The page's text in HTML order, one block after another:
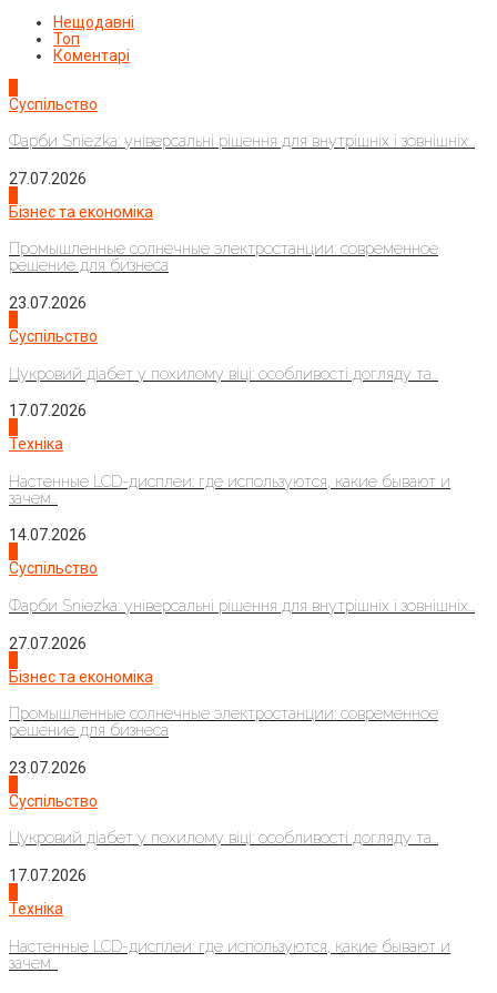
Нещодавні
Топ
Коментарі
Суспільство
Фарби Sniezka: універсальні рішення для внутрішніх і зовнішніх...
27.07.2026
Бізнес та економіка
Промышленные солнечные электростанции: современное
решение для бизнеса
23.07.2026
Суспільство
Цукровий діабет у похилому віці: особливості догляду та...
17.07.2026
Техніка
Настенные LCD-дисплеи: где используются, какие бывают и
зачем...
14.07.2026
Суспільство
Фарби Sniezka: універсальні рішення для внутрішніх і зовнішніх...
27.07.2026
Бізнес та економіка
Промышленные солнечные электростанции: современное
решение для бизнеса
23.07.2026
Суспільство
Цукровий діабет у похилому віці: особливості догляду та...
17.07.2026
Техніка
Настенные LCD-дисплеи: где используются, какие бывают и
зачем...